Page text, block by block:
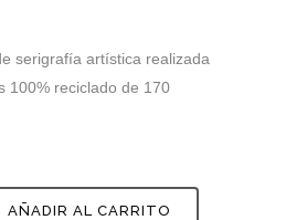
serigrafía artística realizada
100% reciclado de 170
AÑADIR AL CARRITO